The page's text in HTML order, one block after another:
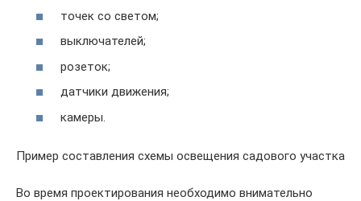
точек со светом;
выключателей;
розеток;
датчики движения;
камеры.
Пример составления схемы освещения садового участка
Во время проектирования необходимо внимательно